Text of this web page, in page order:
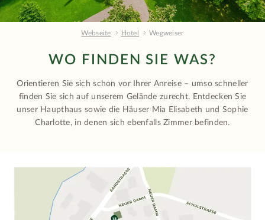
Webseite Hotel Wegweiser
WO FINDEN SIE WAS?
Orientieren Sie sich schon vor Ihrer Anreise – umso schneller
finden Sie sich auf unserem Gelände zurecht. Entdecken Sie
unser Haupthaus sowie die Häuser Mia Elisabeth und Sophie
Charlotte, in denen sich ebenfalls Zimmer befinden.